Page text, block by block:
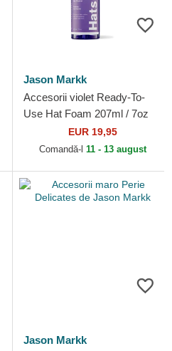
Jason Markk
Accesorii violet Ready-To-
Use Hat Foam 207ml / 7oz
de Jason Markk
EUR 19,95
Comandă-l 11 - 13 august
Jason Markk